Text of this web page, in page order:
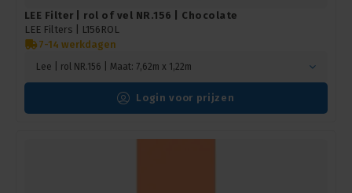
LEE Filter | rol of vel NR.156 | Chocolate
LEE Filters |
L156ROL
7-14 werkdagen
Lee | rol NR.156 | Maat: 7,62m x 1,22m
Login voor prijzen